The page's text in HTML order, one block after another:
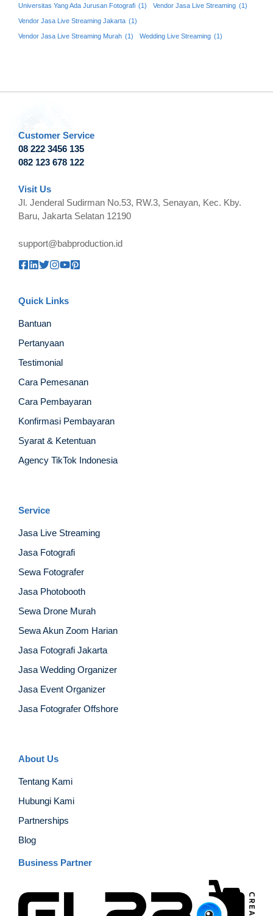
Universitas Yang Ada Jurusan Fotografi (1) Vendor Jasa Live Streaming (1)
Vendor Jasa Live Streaming Jakarta (1)
Vendor Jasa Live Streaming Murah (1) Wedding Live Streaming (1)
Customer Service
08 222 3456 135
082 123 678 122
Visit Us
Jl. Jenderal Sudirman No.53, RW.3, Senayan, Kec. Kby.
Baru, Jakarta Selatan 12190
support@babproduction.id
Quick Links
Bantuan
Pertanyaan
Testimonial
Cara Pemesanan
Cara Pembayaran
Konfirmasi Pembayaran
Syarat & Ketentuan
Agency TikTok Indonesia
Service
Jasa Live Streaming
Jasa Fotografi
Sewa Fotografer
Jasa Photobooth
Sewa Drone Murah
Sewa Akun Zoom Harian
Jasa Fotografi Jakarta
Jasa Wedding Organizer
Jasa Event Organizer
Jasa Fotografer Offshore
About Us
Tentang Kami
Hubungi Kami
Partnerships
Blog
Business Partner